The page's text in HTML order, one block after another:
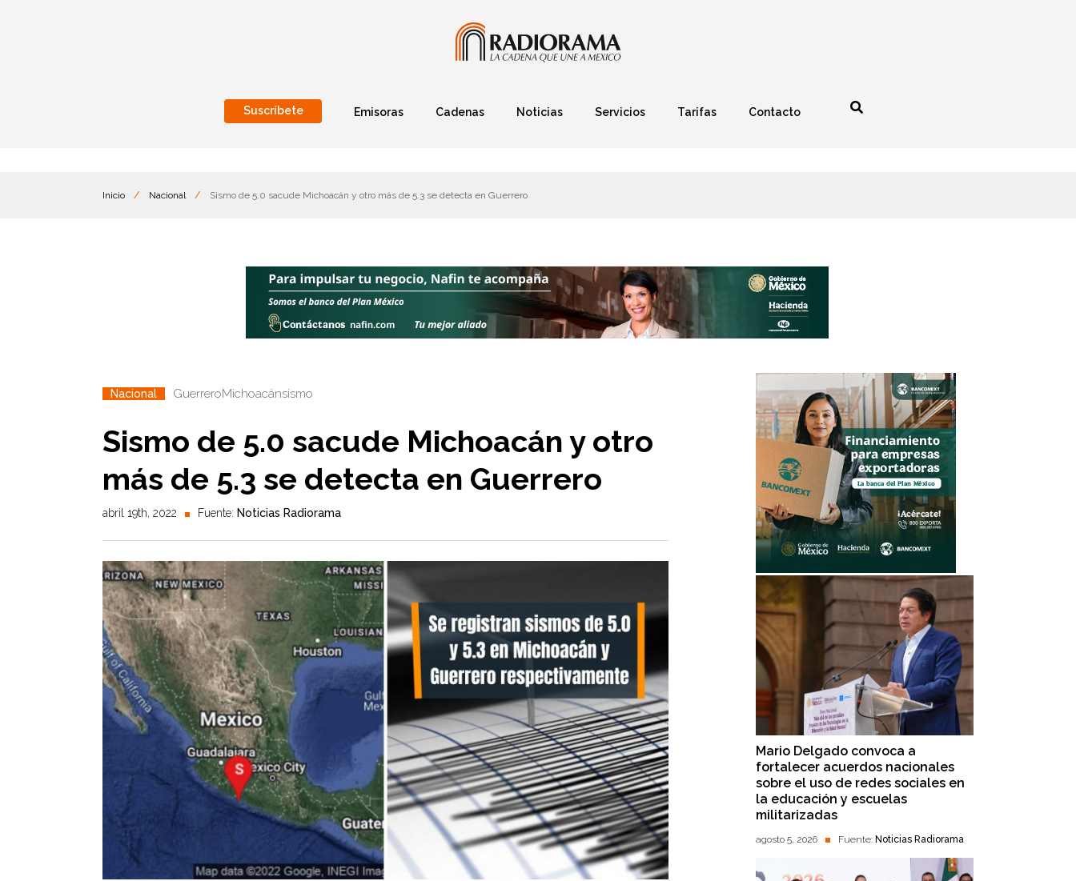
Suscríbete Emisoras Cadenas Noticias Servicios Tarifas Contacto
Inicio / Nacional / Sismo de 5.0 sacude Michoacán y otro más de 5.3 se detecta en Guerrero
Nacional GuerreroMichoacánsismo
Sismo de 5.0 sacude Michoacán y otro
más de 5.3 se detecta en Guerrero
abril 19th, 2022 Fuente: Noticias Radiorama
Mario Delgado convoca a
fortalecer acuerdos nacionales
sobre el uso de redes sociales en
la educación y escuelas
militarizadas
agosto 5, 2026 Fuente: Noticias Radiorama